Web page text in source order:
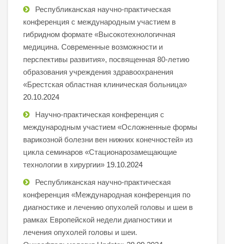
Республиканская научно-практическая
конференция с международным участием в
гибридном формате «Высокотехнологичная
медицина. Современные возможности и
перспективы развития», посвященная 80-летию
образования учреждения здравоохранения
«Брестская областная клиническая больница»
20.10.2024
Научно-практическая конференция с
международным участием «Осложненные формы
варикозной болезни вен нижних конечностей» из
цикла семинаров «Стационарозамещающие
технологии в хирургии» 19.10.2024
Республиканская научно-практическая
конференция «Международная конференция по
диагностике и лечению опухолей головы и шеи в
рамках Европейской недели диагностики и
лечения опухолей головы и шеи.